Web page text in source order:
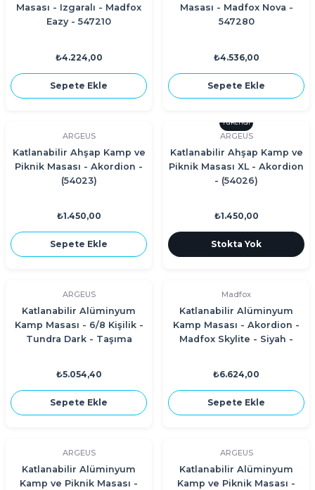
Masası - Izgaralı - Madfox
Eazy - 547210
₺4.224,00
Sepete Ekle
Masası - Madfox Nova -
547280
₺4.536,00
Sepete Ekle
ARGEUS
Katlanabilir Ahşap Kamp ve
Piknik Masası - Akordion -
(54023)
₺1.450,00
Sepete Ekle
Tükendi
ARGEUS
Katlanabilir Ahşap Kamp ve
Piknik Masası XL - Akordion
- (54026)
₺1.450,00
Stokta Yok
ARGEUS
Katlanabilir Alüminyum
Kamp Masası - 6/8 Kişilik -
Tundra Dark - Taşıma
₺5.054,40
Sepete Ekle
Madfox
Katlanabilir Alüminyum
Kamp Masası - Akordion -
Madfox Skylite - Siyah -
₺6.624,00
Sepete Ekle
ARGEUS
Katlanabilir Alüminyum
Kamp ve Piknik Masası -
ARGEUS
Katlanabilir Alüminyum
Kamp ve Piknik Masası -